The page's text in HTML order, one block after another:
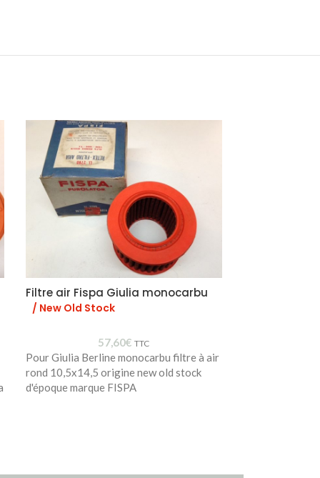
Filtre air Fispa Giulia monocarbu
/ New Old Stock
57,60€ TTC
Pour Giulia Berline monocarbu filtre à air
rond 10,5x14,5 origine new old stock
d'époque marque FISPA